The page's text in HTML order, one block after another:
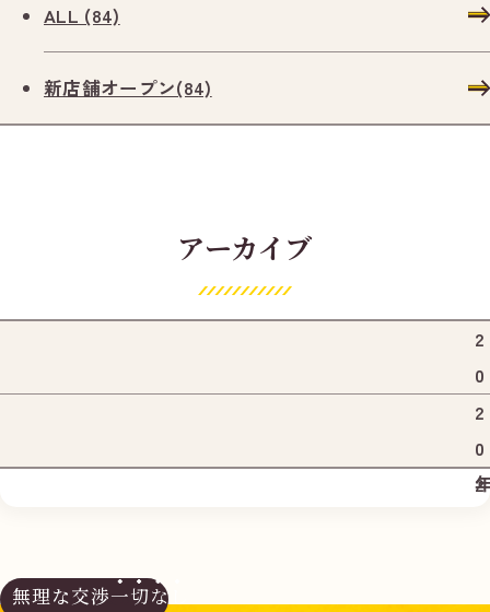
ALL (84)
新店舗オープン(84)
アーカイブ
2
0
2
6
2
0
2
無理な交渉一切なし